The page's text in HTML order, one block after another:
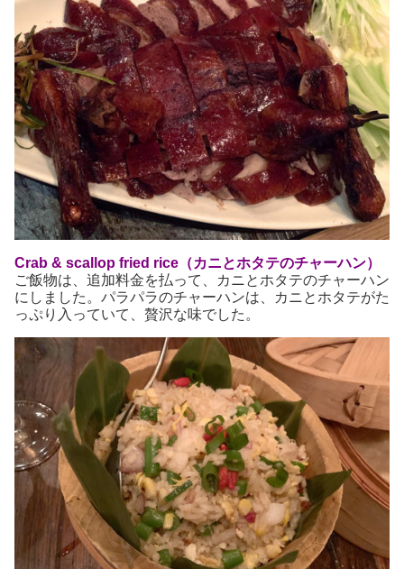
Crab & scallop fried rice（カニとホタテのチャーハン）
ご飯物は、追加料金を払って、カニとホタテのチャーハン
にしました。パラパラのチャーハンは、カニとホタテがた
っぷり入っていて、贅沢な味でした。